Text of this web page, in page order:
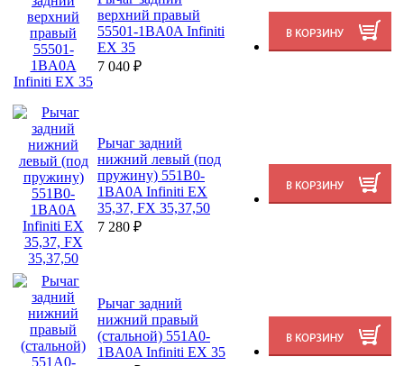
верхний правый
55501-1BA0A Infiniti
EX 35
7 040 ₽
Рычаг задний
нижний левый (под
пружину) 551B0-
1BA0A Infiniti EX
35,37, FX 35,37,50
7 280 ₽
Рычаг задний
нижний правый
(стальной) 551A0-
1BA0A Infiniti EX 35